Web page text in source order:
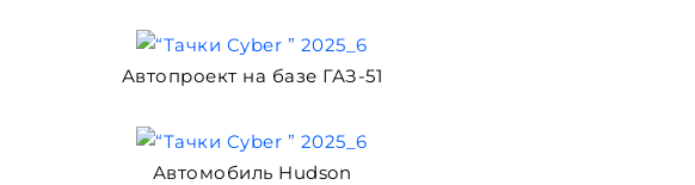
Автопроект на базе ГАЗ-51
Автомобиль Hudson